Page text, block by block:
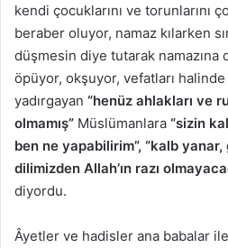
kendi çocuklarını ve torunlarını
beraber oluyor, namaz kılarken
düşmesin diye tutarak namazına
öpüyor, okşuyor, vefatları halinde
yadırgayan “henüz ahlakları ve
olmamış” Müslümanlara “sizin
ben ne yapabilirim”, “kalb
dilimizden Allah’ın razı
diyordu.
Âyetler ve hadisler ana babalar